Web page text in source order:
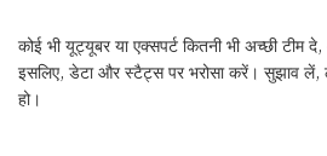
कोई भी यूट्यूबर या एक्सपर्ट कितनी भी अच्छी टीम
इसलिए, डेटा और स्टैट्स पर भरोसा करें। सुझाव
हो।